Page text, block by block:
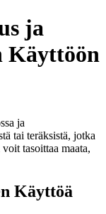
ja
Käyttöön
ja
tai teräksistä, jotka
tasoittaa maata,
Käyttöä